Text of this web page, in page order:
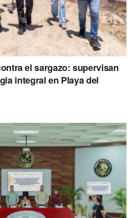
el sargazo: supervisan
integral en Playa del